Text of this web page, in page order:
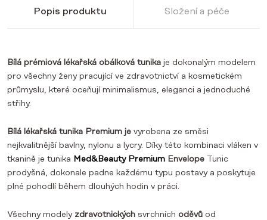
Popis produktu Složení a péče
Bílá prémiová lékařská obálková tunika je dokonalým modelem
pro všechny ženy pracující ve zdravotnictví a kosmetickém
průmyslu, které oceňují minimalismus, eleganci a jednoduché
střihy.
Bílá lékařská tunika Premium je vyrobena ze směsi
nejkvalitnější bavlny, nylonu a lycry. Díky této kombinaci vláken v
tkanině je tunika Med&Beauty Premium Envelope Tunic
prodyšná, dokonale padne každému typu postavy a poskytuje
plné pohodlí během dlouhých hodin v práci.
Všechny modely zdravotnických svrchních oděvů od